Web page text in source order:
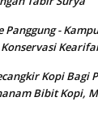
Panggung -
Kopi Bagi
Bibit Kopi,